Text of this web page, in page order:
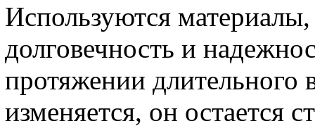
Используются
долговечность и
протяжении длительного
изменяется, он остается